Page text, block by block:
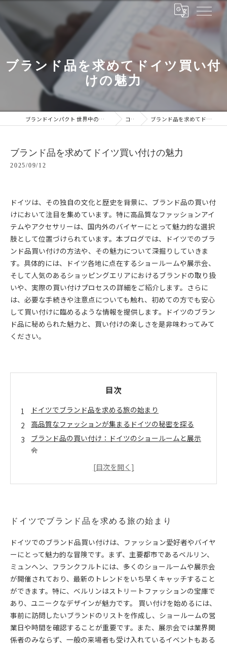
ブランド品を求めてドイツ買い付
けの魅力
ブランドインパクト 世界中のブランドをあなたの手に コラム ブランド品を求めてドイツ買い付けの魅力
ブランド品を求めてドイツ買い付けの魅力
2025/09/12
ドイツは、その独自の文化と歴史を背景に、ブランド品の買い付
けにおいて注目を集めています。特に高品質なファッションアイ
テムやアクセサリーは、国内外のバイヤーにとって魅力的な選択
肢として位置づけられています。本ブログでは、ドイツでのブラ
ンド品買い付けの方法や、その魅力について深掘りしていきま
す。具体的には、ドイツ各地に点在するショールームや展示会、
そして人気のあるショッピングエリアにおけるブランドの取り扱
いや、実際の買い付けプロセスの詳細をご紹介します。さらに
は、必要な手続きや注意点についても触れ、初めての方でも安心
して買い付けに臨めるような情報を提供します。ドイツのブラン
ド品に秘められた魅力と、買い付けの楽しさを是非味わってみて
ください。
目次
ドイツでブランド品を求める旅の始まり
高品質なファッションが集まるドイツの秘密を探る
ブランド品の買い付け：ドイツのショールームと展示
会
成功する買い付けのための必要な手続きと注意点
ドイツでブランド品を求める旅の始まり
ドイツでのブランド品買い付けは、ファッション愛好者やバイヤ
ーにとって魅力的な冒険です。まず、主要都市であるベルリン、
ミュンヘン、フランクフルトには、多くのショールームや展示会
が開催されており、最新のトレンドをいち早くキャッチすること
ができます。特に、ベルリンはストリートファッションの宝庫で
あり、ユニークなデザインが魅力です。 買い付けを始めるには、
事前に訪問したいブランドのリストを作成し、ショールームの営
業日や時間を確認することが重要です。また、展示会では業界関
係者のみならず、一般の来場者も受け入れているイベントもある